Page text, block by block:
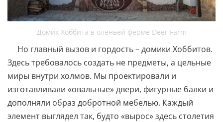
Домик Хоббита в оленьей ферме Deer Farm
Но главный вызов и гордость – домики Хоббитов.
Здесь требовалось создать не предметы, а цельные
миры внутри холмов. Мы проектировали и
изготавливали «овальные» двери, фигурные балки и
дополняли образ добротной мебелью. Каждый
элемент выглядел так, будто «вырос» здесь столетия